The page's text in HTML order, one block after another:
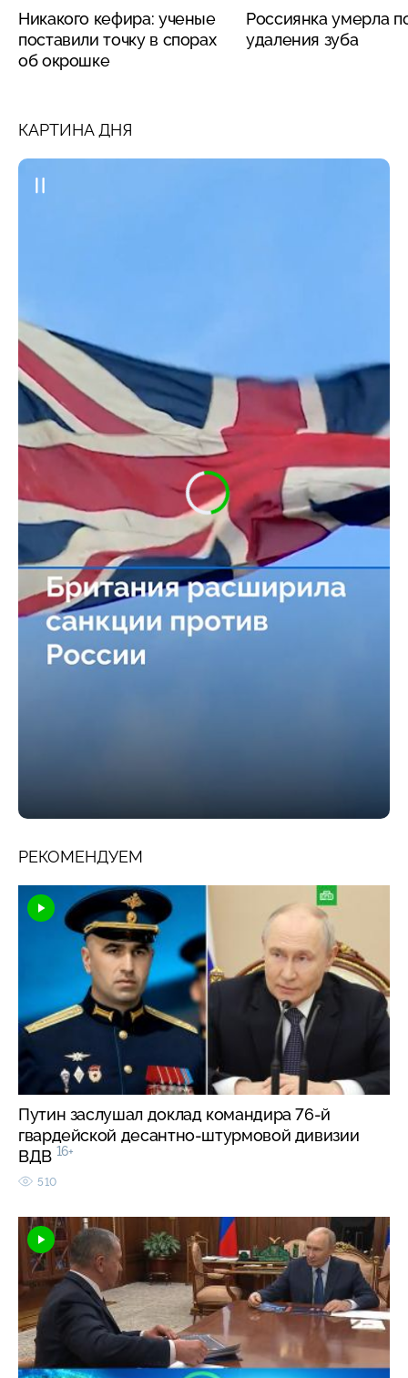
Никакого кефира: ученые
поставили точку в спорах
об окрошке
Россиянка умерла
удаления зуба
КАРТИНА ДНЯ
РЕКОМЕНДУЕМ
Путин заслушал доклад командира 76-й
гвардейской десантно-штурмовой дивизии
ВДВ 16+
510